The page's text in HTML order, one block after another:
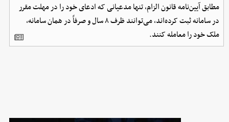
مطابق آیین‌نامه قانون الزام، تنها مدعیانی که ادعای خود را در مهلت مقرر
در سامانه ثبت کرده‌اند، می‌توانند ظرف ۸ سال و صرفاً در همان سامانه،
ملک خود را معامله کنند.